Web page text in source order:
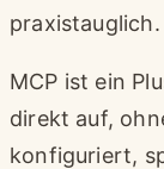
praxistauglich.
MCP ist ein
direkt auf,
konfiguriert,